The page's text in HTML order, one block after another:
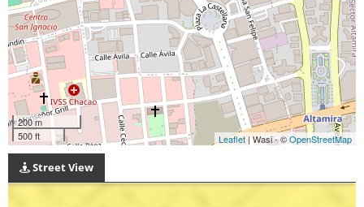
200 m
500 ft
Leaflet| Wasi - ©OpenStreetMap
Street View